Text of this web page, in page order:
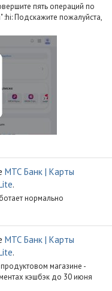
пять операций по
Подскажите пожалуйста,
МТС Банк | Карты
.
нормально
МТС Банк | Карты
.
магазине -
кэшбэк до 30 июня